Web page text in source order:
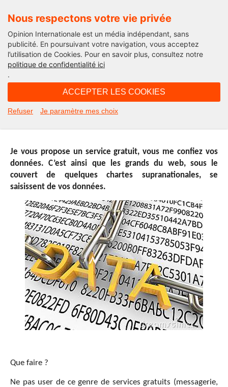
Nous respectons votre vie privée
Opinion Internationale est un média indépendant, sans
publicité. En poursuivant votre navigation, vous acceptez
l’utilisation de Cookies. Pour en savoir plus, consultez notre
politique de confidentialité ici
.
ACCEPTER LES COOKIES
Refuser Je paramètre mes choix
Connected Citizens
Le numérique entre usage et
Je vous propose un service gratuit, vous me confiez vos
données. C’est ainsi que les grands du web, sous le
couvert de quelques chartes supranationales, se
saisissent de vos données.
Que faire ?
Ne pas user de ce genre de services gratuits (messagerie,